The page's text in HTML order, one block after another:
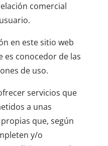
comercial
en este sitio web
es conocedor de las
de uso.
servicios que
a unas
que, según
y/o